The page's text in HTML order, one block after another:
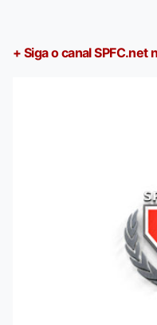
+ Siga o canal SPFC.net